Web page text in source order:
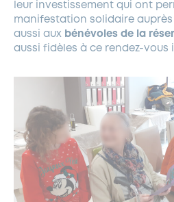
leur investissement qui ont
manifestation solidaire auprès
aussi aux bénévoles de la
aussi fidèles à ce rendez-